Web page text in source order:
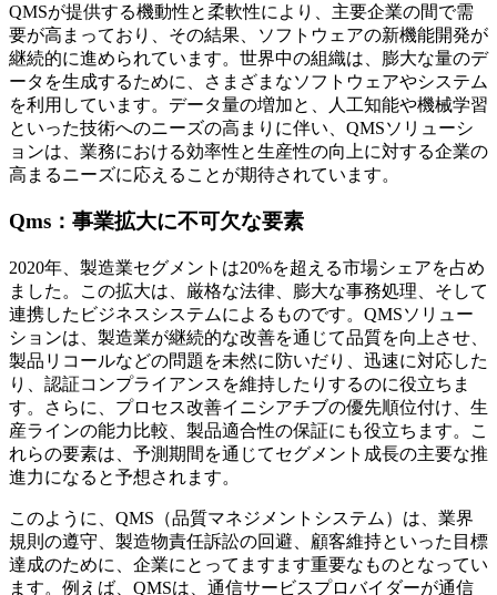
QMSが提供する機動性と柔軟性により、主要企業の間で需
要が高まっており、その結果、ソフトウェアの新機能開発が
継続的に進められています。世界中の組織は、膨大な量のデ
ータを生成するために、さまざまなソフトウェアやシステム
を利用しています。データ量の増加と、人工知能や機械学習
といった技術へのニーズの高まりに伴い、QMSソリューシ
ョンは、業務における効率性と生産性の向上に対する企業の
高まるニーズに応えることが期待されています。
Qms：事業拡大に不可欠な要素
2020年、製造業セグメントは20%を超える市場シェアを占め
ました。この拡大は、厳格な法律、膨大な事務処理、そして
連携したビジネスシステムによるものです。QMSソリュー
ションは、製造業が継続的な改善を通じて品質を向上させ、
製品リコールなどの問題を未然に防いだり、迅速に対応した
り、認証コンプライアンスを維持したりするのに役立ちま
す。さらに、プロセス改善イニシアチブの優先順位付け、生
産ラインの能力比較、製品適合性の保証にも役立ちます。こ
れらの要素は、予測期間を通じてセグメント成長の主要な推
進力になると予想されます。
このように、QMS（品質マネジメントシステム）は、業界
規則の遵守、製造物責任訴訟の回避、顧客維持といった目標
達成のために、企業にとってますます重要なものとなってい
ます。例えば、QMSは、通信サービスプロバイダーが通信